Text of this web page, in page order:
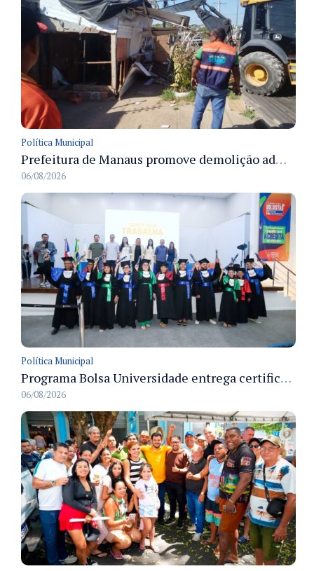
Política Municipal
Prefeitura de Manaus promove demolição administrativa de cinco estruturas que ocupavam calçada pública
06/08/2026
Política Municipal
Programa Bolsa Universidade entrega certificados a formandos em Manaus na sede do Executivo municipal
06/08/2026